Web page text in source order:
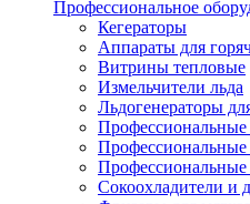
Профессиональное
Кегераторы
Аппараты для
Витрины тепловые
Измельчители льда
Льдогенераторы
Сокоохладители и